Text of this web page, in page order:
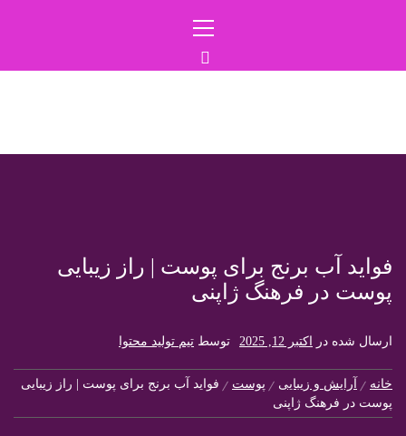
اصلی
فواید آب برنج برای پوست | راز زیبایی
پوست در فرهنگ ژاپنی
ارسال شده در اکتبر 12, 2025 توسط تیم تولید محتوا
خانه آرایش و زیبایی پوست
فواید آب برنج برای پوست | راز زیبایی
پوست در فرهنگ ژاپنی